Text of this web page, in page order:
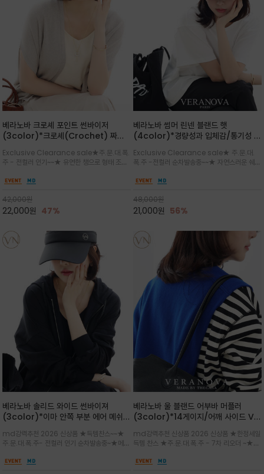
베라노바 크로셰 포인트 썬바이저
(3color)*크로셰(Crochet) 짜임
미닌한 무드를 연출/벨크로 타입이라 휴
대도 간편
Exclusive Clearance sale★주.문.대.폭.
주 - 전컬러 인기~~★ 유연한 챙으로 형태 조절
말아 휴대하기 좋고, 챙의 모양을 살짝 바꿀 수 있
용성을 모두 갖춘 아이템
42,000원
22,000원 47%
베라노바 썸머 린넨 블랜드 햇
(4color)*경량성과 입체감/통기성 좋
쾌적하게 착용/ 뒷트임 있어서 헤어스타
일링에도 편하게 쓰실수 있습니다
Exclusive Clearance sale★ 주.문.대.
폭.주 -전컬러 순차발송중~~★ 자연스러운 쉐입
련된 포인트/베이직한 컬러 구성으로 어떤 스타
용도 높은 아이템
48,000원
21,000원 56%
베라노바 솔리드 와이드 썬바이져
(3color)*이마 안쪽 부분 에어 메쉬
노바 심볼 전사 인쇄(Transfer
Printing)뒷밴딩으로 사이즈 조절이 가
능해 누구나 안정적으로 착용
md강력추천 2026 신상품 ★득템찬스~~★
주.문.대.폭.주- 전컬러 인기 순차발송중~★메쉬
일 보송보송한 스킨케어 핏(Skin-care fit)을
베라노바 울 블랜드 어부바 머플러
(3color)*14게이지/어깨 사이드 VN
잡는 감각적인 레이어드 니트 어부바숄/
뒷면의 은은한 V자 조직감과 부드러운
터치감으로 완성도를 높였으며, 단조로
md강력추천 신상품 2026 신상품 ★한정세일
득템 찬스 ★주.문.대.폭.주 - 7차 리오더 ~★셔
인트를 주기 좋으며, 소매 끝단에 위치한 실버